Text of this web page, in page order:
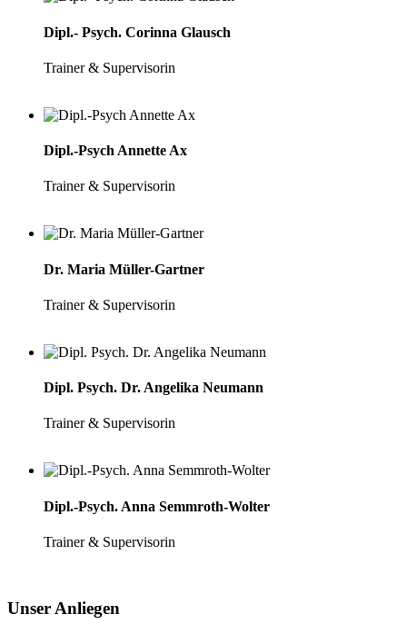
Dipl.- Psych. Corinna Glausch
Trainer & Supervisorin
Dipl.-Psych Annette Ax
Trainer & Supervisorin
Dr. Maria Müller-Gartner
Trainer & Supervisorin
Dipl. Psych. Dr. Angelika Neumann
Trainer & Supervisorin
Dipl.-Psych. Anna Semmroth-Wolter
Trainer & Supervisorin
Unser Anliegen